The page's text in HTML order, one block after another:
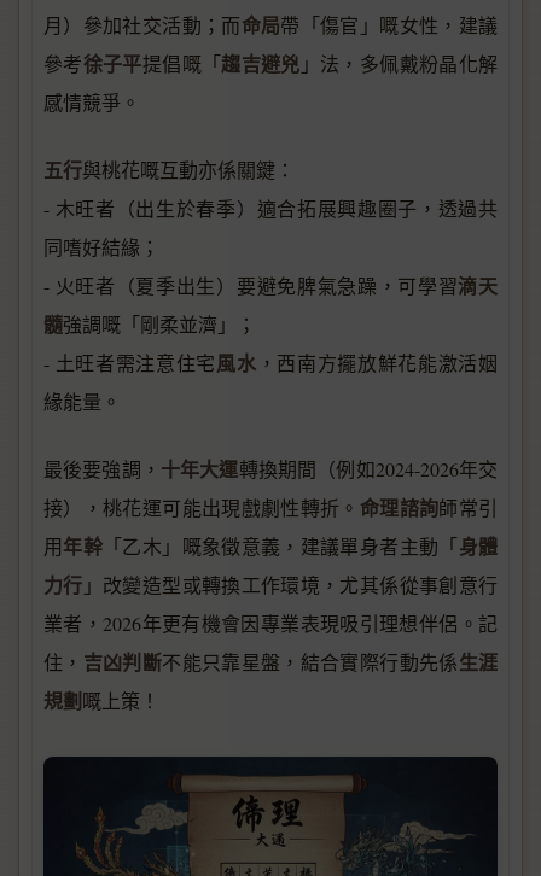
月）參加社交活動；而命局帶「傷官」嘅女性，建議
參考徐子平提倡嘅「趨吉避兇 」法，多佩戴粉晶化解
感情競爭。
五行與桃花嘅互動亦係關鍵：
- 木旺者（出生於春季）適合拓展興趣圈子，透過共
同嗜好結緣；
- 火旺者（夏季出生）要避免脾氣急躁，可學習滴天
髓強調嘅「剛柔並濟」；
- 土旺者需注意住宅風水 ，西南方擺放鮮花能激活姻
緣能量。
最後要強調， 十年大運轉換期間（例如2024-2026年交
接），桃花運可能出現戲劇性轉折。 命理諮詢師常引
用年幹 「乙木」嘅象徵意義，建議單身者主動「身體
力行 」改變造型或轉換工作環境，尤其係從事創意行
業者，2026年更有機會因專業表現吸引理想伴侶。記
住， 吉凶判斷不能只靠星盤，結合實際行動先係生涯
規劃嘅上策！